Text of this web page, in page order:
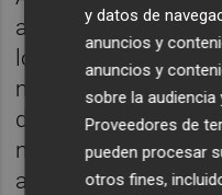
analfabetismos
los que veremos
meses, conforme
desde casa se
norma para
analfabetismo
y datos de
anuncios y
anuncios y
sobre la
Proveedores de
pueden procesar
otros fines,